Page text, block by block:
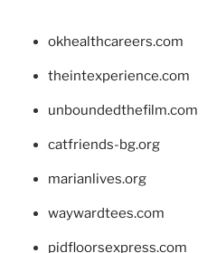
okhealthcareers.com
theintexperience.com
unboundedthefilm.com
catfriends-bg.org
marianlives.org
waywardtees.com
pidfloorsexpress.com